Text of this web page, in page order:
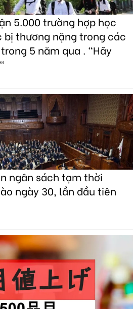
5.000 trường hợp học
bị thương nặng trong các
5 năm qua . "Hãy
ngân sách tạm thời
ngày 30, lần đầu tiên